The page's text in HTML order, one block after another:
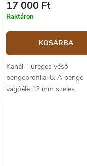
17 000 Ft
Raktáron
KOSÁRBA
Kanál – üreges véső
pengeprofillal 8. A penge
vágóéle 12 mm széles.